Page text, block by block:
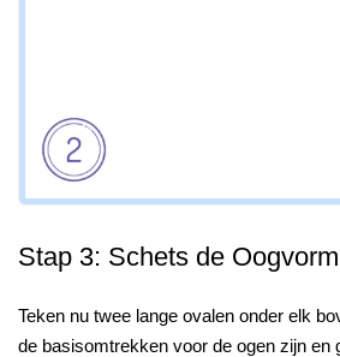
Stap 3: Schets de
Teken nu twee lange ovalen onder elk
de basisomtrekken voor de ogen zijn en